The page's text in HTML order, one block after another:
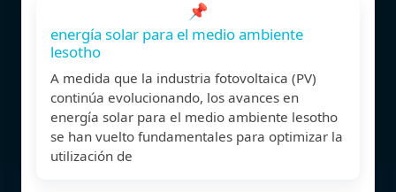
📌
energía solar para el medio ambiente
lesotho
A medida que la industria fotovoltaica (PV)
continúa evolucionando, los avances en
energía solar para el medio ambiente lesotho
se han vuelto fundamentales para optimizar la
utilización de